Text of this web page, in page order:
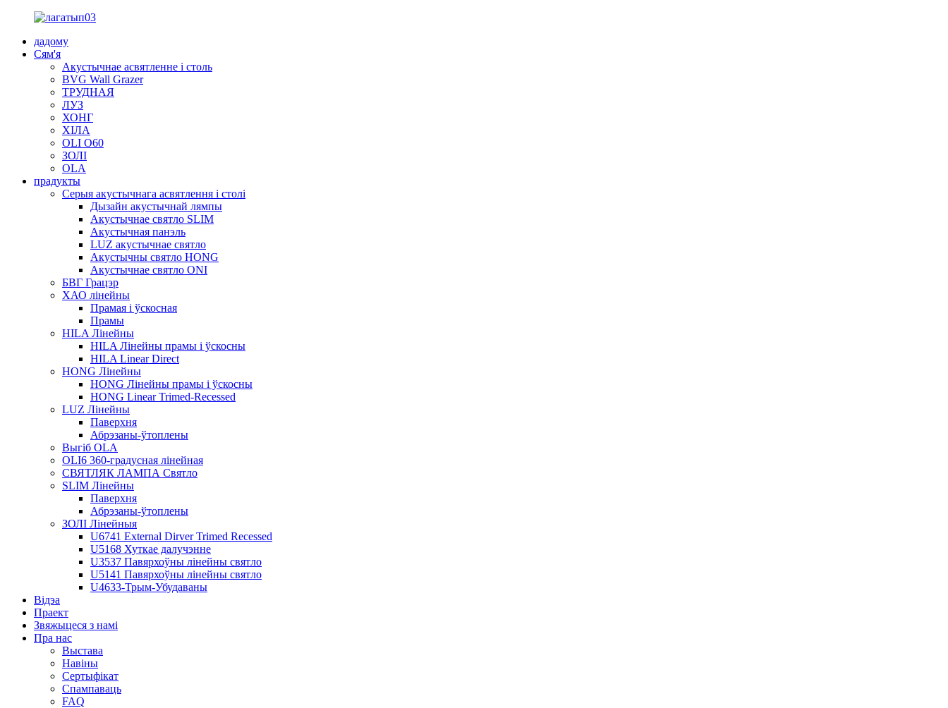
дадому
Сям'я
Акустычнае асвятленне і столь
BVG Wall Grazer
ТРУДНАЯ
ЛУЗ
ХОНГ
ХІЛА
OLI O60
ЗОЛІ
OLA
прадукты
Серыя акустычнага асвятлення і столі
Дызайн акустычнай лямпы
Акустычнае святло SLIM
Акустычная панэль
LUZ акустычнае святло
Акустычны святло HONG
Акустычнае святло ONI
БВГ Грацэр
ХАО лінейны
Прамая і ўскосная
Прамы
HILA Лінейны
HILA Лінейны прамы і ўскосны
HILA Linear Direct
HONG Лінейны
HONG Лінейны прамы і ўскосны
HONG Linear Trimed-Recessed
LUZ Лінейны
Паверхня
Абрэзаны-ўтоплены
Выгіб OLA
OLI6 360-градусная лінейная
СВЯТЛЯК ЛАМПА Святло
SLIM Лінейны
Паверхня
Абрэзаны-ўтоплены
ЗОЛІ Лінейныя
U6741 External Dirver Trimed Recessed
U5168 Хуткае далучэнне
U3537 Павярхоўны лінейны святло
U5141 Павярхоўны лінейны святло
U4633-Трым-Убудаваны
Відэа
Праект
Звяжыцеся з намі
Пра нас
Выстава
Навіны
Сертыфікат
Спампаваць
FAQ